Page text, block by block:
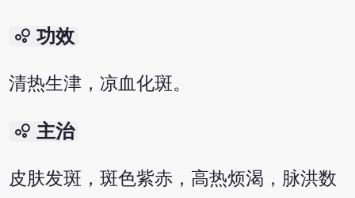
bubble_chart 功效
清热生津，凉血化斑。
bubble_chart 主治
皮肤发斑，斑色紫赤，高热烦渴，脉洪数